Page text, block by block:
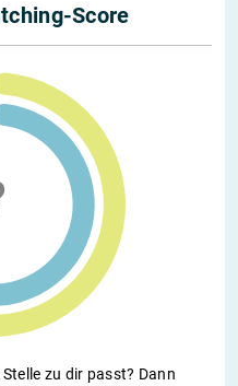
Score
zu dir passt? Dann